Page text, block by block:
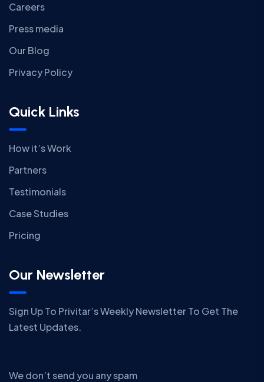
Careers
Press media
Our Blog
Privacy Policy
Quick Links
How it’s Work
Partners
Testimonials
Case Studies
Pricing
Our Newsletter
Sign Up To Privitar’s Weekly Newsletter To Get The
Latest Updates.
We don’t send you any spam